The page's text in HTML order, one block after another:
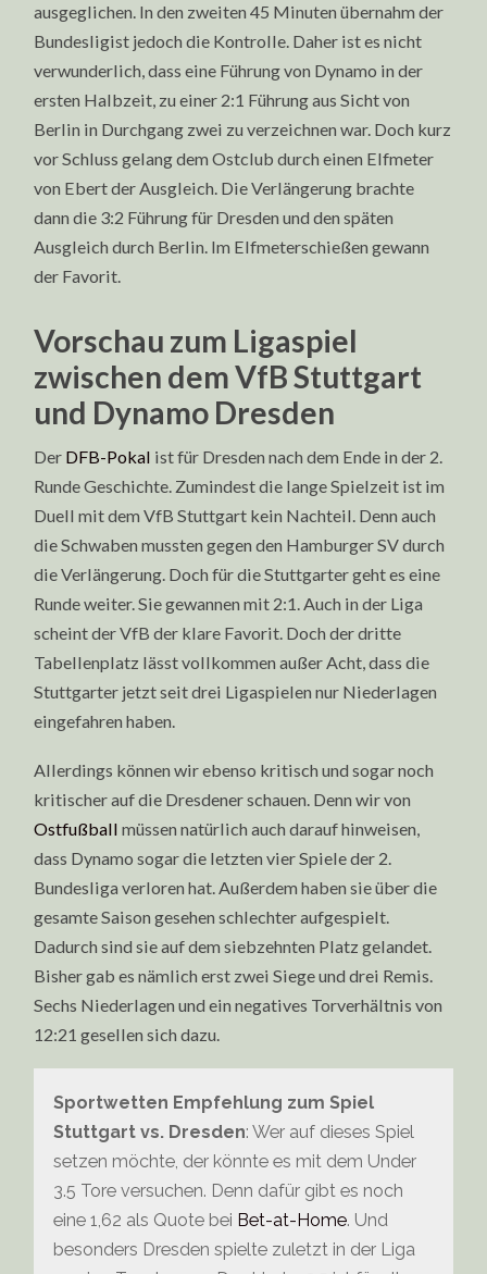
ausgeglichen. In den zweiten 45 Minuten übernahm der
Bundesligist jedoch die Kontrolle. Daher ist es nicht
verwunderlich, dass eine Führung von Dynamo in der
ersten Halbzeit, zu einer 2:1 Führung aus Sicht von
Berlin in Durchgang zwei zu verzeichnen war. Doch kurz
vor Schluss gelang dem Ostclub durch einen Elfmeter
von Ebert der Ausgleich. Die Verlängerung brachte
dann die 3:2 Führung für Dresden und den späten
Ausgleich durch Berlin. Im Elfmeterschießen gewann
der Favorit.
Vorschau zum Ligaspiel
zwischen dem VfB Stuttgart
und Dynamo Dresden
Der DFB-Pokal ist für Dresden nach dem Ende in der 2.
Runde Geschichte. Zumindest die lange Spielzeit ist im
Duell mit dem VfB Stuttgart kein Nachteil. Denn auch
die Schwaben mussten gegen den Hamburger SV durch
die Verlängerung. Doch für die Stuttgarter geht es eine
Runde weiter. Sie gewannen mit 2:1. Auch in der Liga
scheint der VfB der klare Favorit. Doch der dritte
Tabellenplatz lässt vollkommen außer Acht, dass die
Stuttgarter jetzt seit drei Ligaspielen nur Niederlagen
eingefahren haben.
Allerdings können wir ebenso kritisch und sogar noch
kritischer auf die Dresdener schauen. Denn wir von
Ostfußball müssen natürlich auch darauf hinweisen,
dass Dynamo sogar die letzten vier Spiele der 2.
Bundesliga verloren hat. Außerdem haben sie über die
gesamte Saison gesehen schlechter aufgespielt.
Dadurch sind sie auf dem siebzehnten Platz gelandet.
Bisher gab es nämlich erst zwei Siege und drei Remis.
Sechs Niederlagen und ein negatives Torverhältnis von
12:21 gesellen sich dazu.
Sportwetten Empfehlung zum Spiel
Stuttgart vs. Dresden: Wer auf dieses Spiel
setzen möchte, der könnte es mit dem Under
3.5 Tore versuchen. Denn dafür gibt es noch
eine 1,62 als Quote bei Bet-at-Home. Und
besonders Dresden spielte zuletzt in der Liga